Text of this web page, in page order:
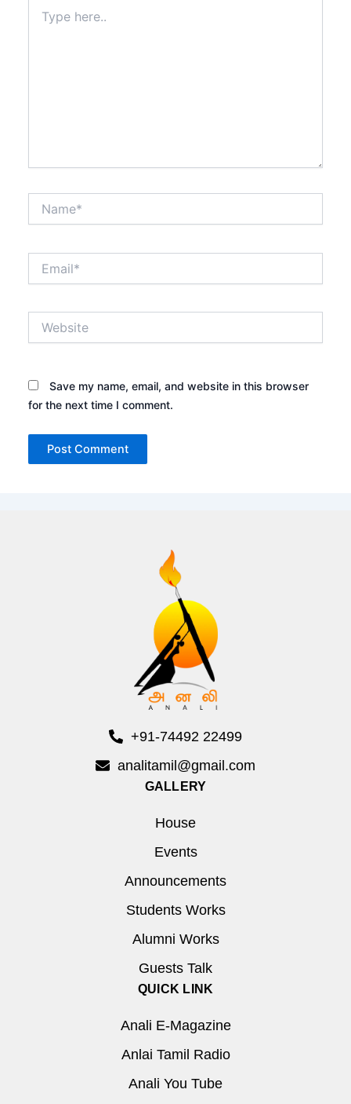
here..
Save my name, email, and website in this browser
for the next time I comment.
+91-74492 22499
analitamil@gmail.com
GALLERY
House
Events
Announcements
Students Works
Alumni Works
Guests Talk
QUICK LINK
Anali E-Magazine
Anlai Tamil Radio
Anali You Tube